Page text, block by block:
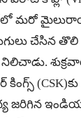
మరో
చేసిన
కింగ్స్
జరిగిన